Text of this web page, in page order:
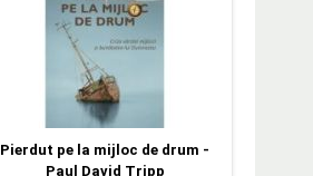
Pierdut pe la mijloc de drum -
Paul David Tripp